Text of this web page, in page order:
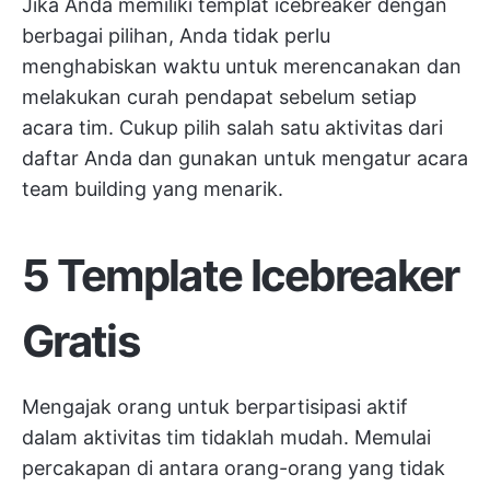
Jika Anda memiliki templat icebreaker dengan
berbagai pilihan, Anda tidak perlu
menghabiskan waktu untuk merencanakan dan
melakukan curah pendapat sebelum setiap
acara tim. Cukup pilih salah satu aktivitas dari
daftar Anda dan gunakan untuk mengatur acara
team building yang menarik.
5 Template Icebreaker
Gratis
Mengajak orang untuk berpartisipasi aktif
dalam aktivitas tim tidaklah mudah. Memulai
percakapan di antara orang-orang yang tidak